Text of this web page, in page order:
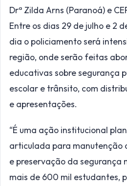
Drª Zilda Arns (Paranoá) e
Entre os dias 29 de julho e 2
dia o policiamento será
região, onde serão feitas
educativas sobre segurança
escolar e trânsito, com
e apresentações.
“É uma ação institucional
articulada para manutenção
e preservação da segurança
mais de 600 mil estudantes,